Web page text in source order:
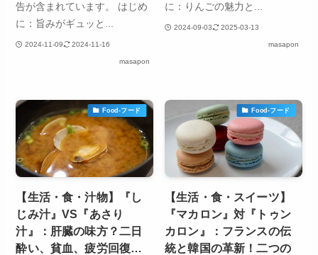
告が含まれています。 はじめ
に：旨みがギュッと...
2024-11-09 2024-11-16
masapon
に：りんごの魅力と...
2024-09-03 2025-03-13
masapon
Food-フード
【生活・食・汁物】『し
じみ汁』VS『あさり
汁』：肝臓の味方？二日
酔い、貧血、疲労回復…
Food-フード
【生活・食・スイーツ】
『マカロン』対『トゥン
カロン』：フランスの伝
統と韓国の革新！二つの